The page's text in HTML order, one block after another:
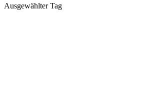
Ausgewählter Tag